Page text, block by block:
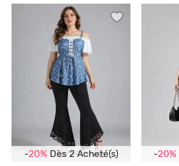
-20% Dès 2 Acheté(s) -20%